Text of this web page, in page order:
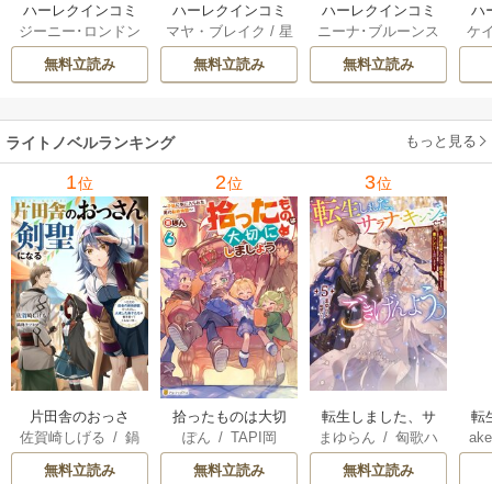
ハーレクインコミ
ックス セット 202
6年 vol.1064 1巻
ジーニー･ロンドン
/橘花夜/メアリ
ー･ライアンズ
ーガン/星合操/ア
ン･ウィール/ 津寺
里可子
無料立読み
ハーレクインコミ
ックス セット 202
6年 vol.1002 1巻
マヤ・ブレイク / 星
野正美/ヘレン･ブ
ルックス/のわきね
ウェイ/一重夕子
無料立読み
ハーレクインコミ
ックス セット 202
6年 vol.1063 1巻
ニーナ･ブルーンス
/おおつきちずる/
レベッカ･ヨーク
ーディ/海野みつる
サラ･ウッド/流
水凛子
無料立読み
ハ
ッ
ケ
/
ザ
ライトノベルランキング もっと見る
1位
片田舎のおっさ
ん、剣聖になる
～ただの田舎の剣
佐賀崎しげる /鍋
島テツヒロ
無料立読み
2位
拾ったものは大切
にしましょう ～子
狼に気に入られた
ぽん / TAPI岡
無料立読み
3位
転生しました、サ
ラナ・キンジェで
す。ごきげんよ
まゆらん /匈歌ハ
トリ
無料立読み
転
帝